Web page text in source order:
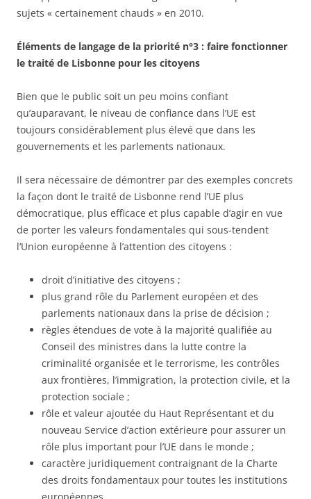
sujets « certainement chauds » en 2010.
Éléments de langage de la priorité n°3 : faire fonctionner
le traité de Lisbonne pour les citoyens
Bien que le public soit un peu moins confiant
qu’auparavant, le niveau de confiance dans l’UE est
toujours considérablement plus élevé que dans les
gouvernements et les parlements nationaux.
Il sera nécessaire de démontrer par des exemples concrets
la façon dont le traité de Lisbonne rend l’UE plus
démocratique, plus efficace et plus capable d’agir en vue
de porter les valeurs fondamentales qui sous-tendent
l’Union européenne à l’attention des citoyens :
droit d’initiative des citoyens ;
plus grand rôle du Parlement européen et des
parlements nationaux dans la prise de décision ;
règles étendues de vote à la majorité qualifiée au
Conseil des ministres dans la lutte contre la
criminalité organisée et le terrorisme, les contrôles
aux frontières, l’immigration, la protection civile, et la
protection sociale ;
rôle et valeur ajoutée du Haut Représentant et du
nouveau Service d’action extérieure pour assurer un
rôle plus important pour l’UE dans le monde ;
caractère juridiquement contraignant de la Charte
des droits fondamentaux pour toutes les institutions